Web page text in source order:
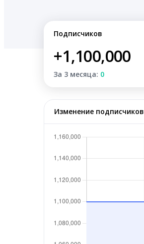
Подписчиков
+1,100,000
За 3 месяца: 0
Изменение подписчиков